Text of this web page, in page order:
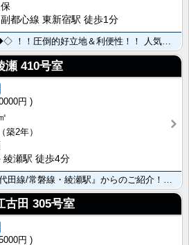
都心線 東新宿駅 徒歩1分
瀬 410号室
円
（築2年）
綾瀬駅 徒歩4分
古田 305号室
円